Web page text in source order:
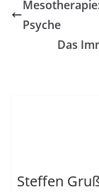
Psyche
Das
Steffen